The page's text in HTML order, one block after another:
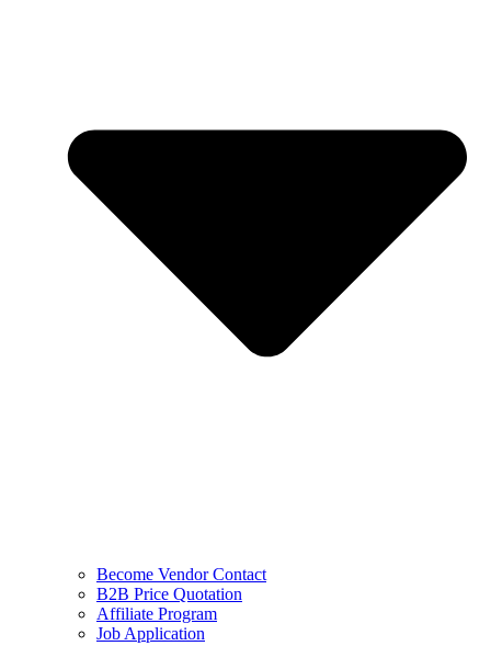
Become Vendor Contact
B2B Price Quotation
Affiliate Program
Job Application